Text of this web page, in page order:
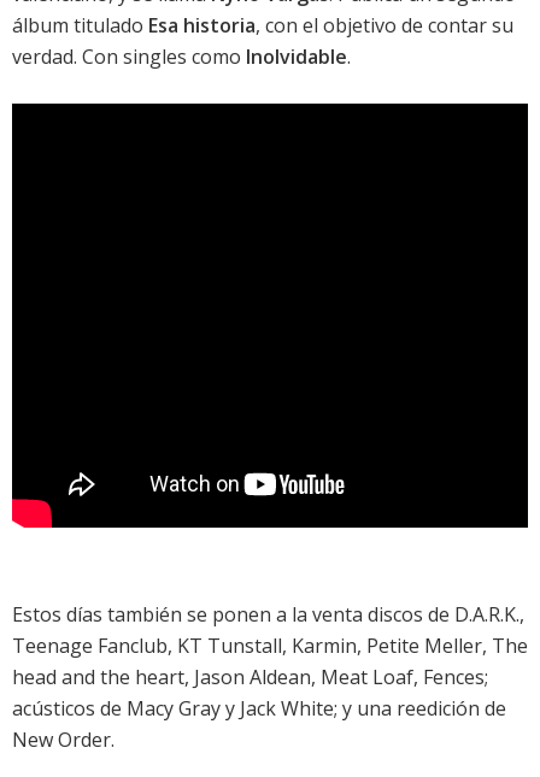
álbum titulado Esa historia, con el objetivo de contar su
verdad. Con singles como Inolvidable.
Estos días también se ponen a la venta discos de D.A.R.K.,
Teenage Fanclub, KT Tunstall, Karmin, Petite Meller, The
head and the heart, Jason Aldean, Meat Loaf, Fences;
acústicos de Macy Grayy Jack White; y una reedición de
New Order.